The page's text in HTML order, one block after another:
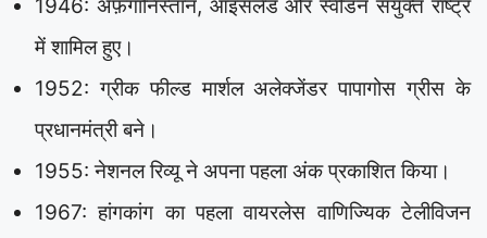
1946: अफ़गानिस्तान, आइसलैंड और स्वीडन संयुक्त राष्ट्र
में शामिल हुए।
1952: ग्रीक फील्ड मार्शल अलेक्जेंडर पापागोस ग्रीस के
प्रधानमंत्री बने।
1955: नेशनल रिव्यू ने अपना पहला अंक प्रकाशित किया।
1967: हांगकांग का पहला वायरलेस वाणिज्यिक टेलीविजन